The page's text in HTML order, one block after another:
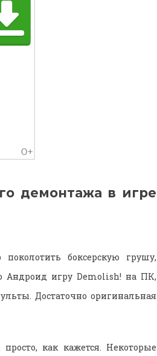
демонтажа в игре
боксерскую грушу,
Андроид игру Demolish! на ПК,
Достаточно оригинальная
как кажется. Некоторые